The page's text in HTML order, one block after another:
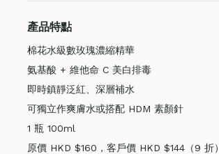
產品特點
棉花水級數玫瑰濃縮精華
氨基酸 + 維他命 C 美白排毒
即時鎮靜泛紅、深層補水
可獨立作爽膚水或搭配 HDM 素顏針
1 瓶 100ml
原價 HKD $160，客戶價 HKD $144（9 折）